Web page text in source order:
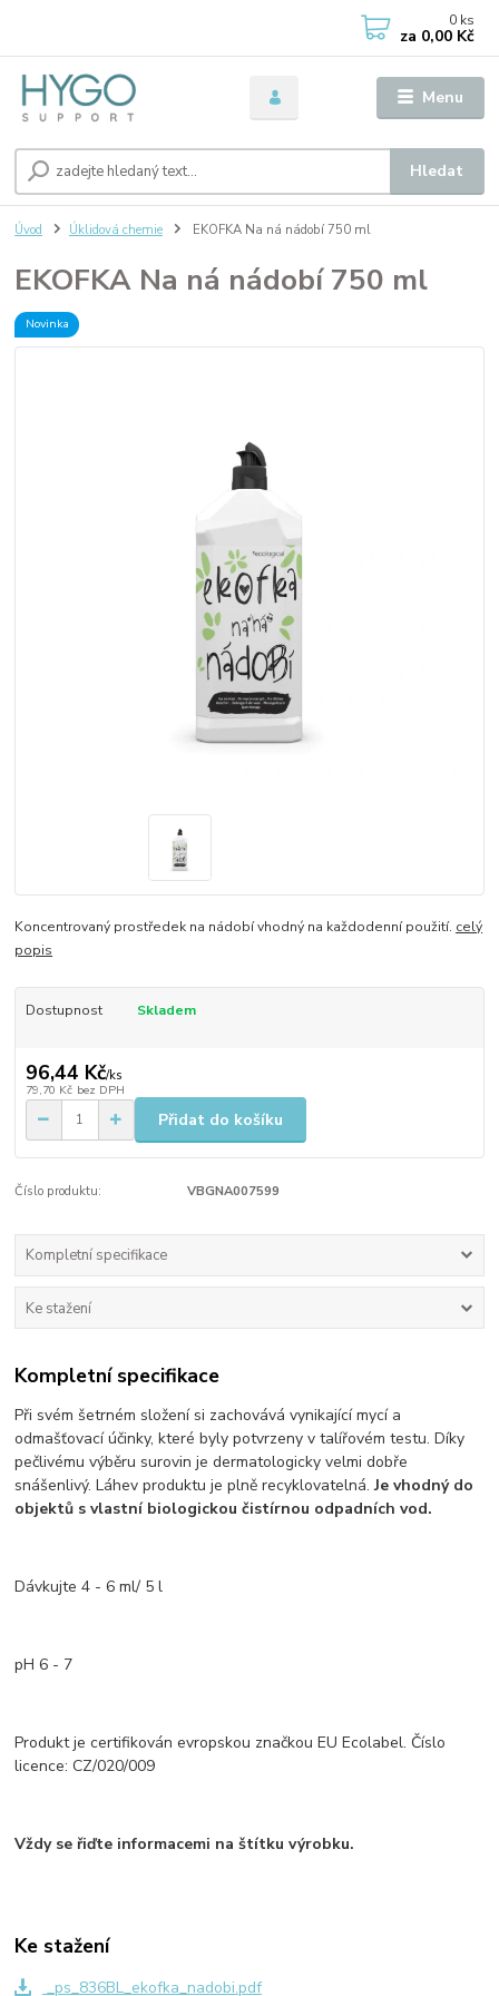
Menu
Hledat
0 ks
za 0,00 Kč
Úvod Úklidová chemie EKOFKA Na ná nádobí 750 ml
EKOFKA Na ná nádobí 750 ml
Novinka
Koncentrovaný prostředek na nádobí vhodný na každodenní použití. celý
popis
Dostupnost Skladem
96,44 Kč/ks
79,70 Kč bez DPH
Přidat do košíku
Číslo produktu: VBGNA007599
Kompletní specifikace
Ke stažení
Kompletní specifikace
Při svém šetrném složení si zachovává vynikající mycí a
odmašťovací účinky, které byly potvrzeny v talířovém testu. Díky
pečlivému výběru surovin je dermatologicky velmi dobře
snášenlivý. Láhev produktu je plně recyklovatelná.Je vhodný do
objektů s vlastní biologickou čistírnou odpadních vod.
Dávkujte 4 - 6 ml/ 5 l
pH 6 - 7
Produkt je certifikován evropskou značkou EU Ecolabel. Číslo
licence: CZ/020/009
Vždy se řiďte informacemi na štítku výrobku.
Ke stažení
_ps_836BL_ekofka_nadobi.pdf